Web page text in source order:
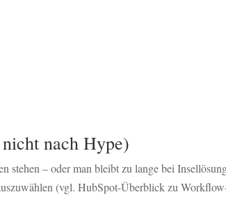
nach Hype)
– oder man bleibt zu lange bei
(vgl. HubSpot-Überblick zu